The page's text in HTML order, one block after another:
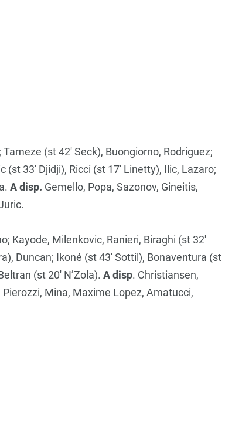
(st 42′ Seck), Buongiorno, Rodriguez;
(st 33′ Djidji), Ricci (st 17′ Linetty), Ilic, Lazaro;
A disp. Gemello, Popa, Sazonov, Gineitis,
Kayode, Milenkovic, Ranieri, Biraghi (st 32′
Duncan; Ikoné (st 43′ Sottil), Bonaventura (st
(st 20′ N’Zola). A disp. Christiansen,
Mina, Maxime Lopez, Amatucci,